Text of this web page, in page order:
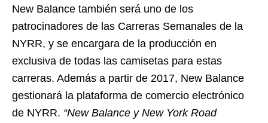
New Balance también será uno de los
patrocinadores de las Carreras Semanales de la
NYRR, y se encargara de la producción en
exclusiva de todas las camisetas para estas
carreras. Además a partir de 2017, New Balance
gestionará la plataforma de comercio electrónico
de NYRR. “New Balance y New York Road